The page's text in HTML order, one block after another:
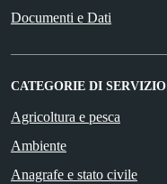
Documenti e Dati
CATEGORIE DI SERVIZIO
Agricoltura e pesca
Ambiente
Anagrafe e stato civile